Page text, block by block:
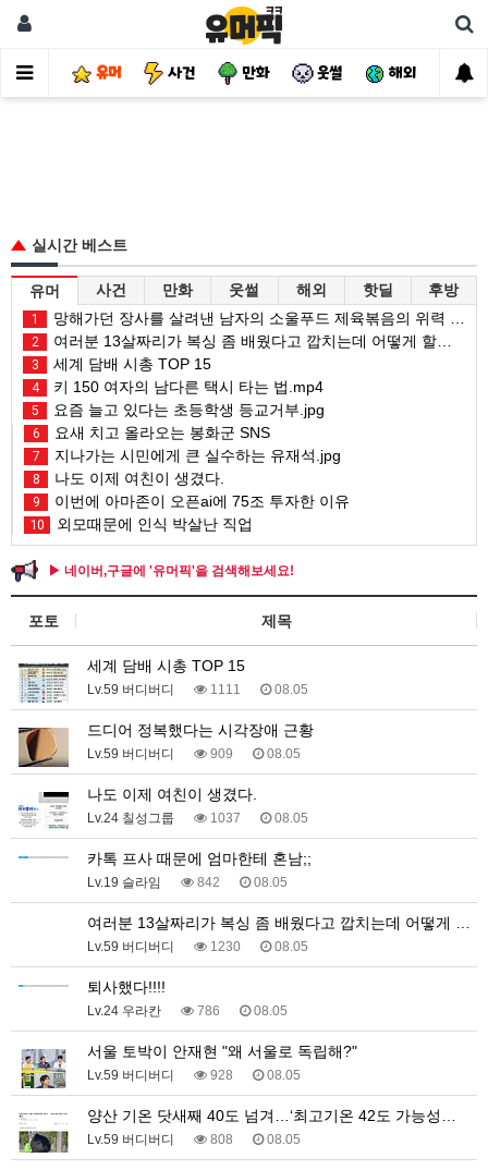
유머 사건 만화 웃썰 해외 핫
실시간 베스트
유머 사건 만화 웃썰 해외 핫딜 후방
1 망해가던 장사를 살려낸 남자의 소울푸드 제육볶음의 위력 ㅋㅋ
2 여러분 13살짜리가 복싱 좀 배웠다고 깝치는데 어떻게 할까요?
3 세계 담배 시총 TOP 15
4 키 150 여자의 남다른 택시 타는 법.mp4
5 요즘 늘고 있다는 초등학생 등교거부.jpg
6 요새 치고 올라오는 봉화군 SNS
7 지나가는 시민에게 큰 실수하는 유재석.jpg
8 나도 이제 여친이 생겼다.
9 이번에 아마존이 오픈ai에 75조 투자한 이유
10 외모때문에 인식 박살난 직업
▶ 네이버,구글에 '유머픽'을 검색해보세요!
포토 제목
세계 담배 시총 TOP 15
Lv.59 버디버디 1111 08.05
드디어 정복했다는 시각장애 근황
Lv.59 버디버디 909 08.05
나도 이제 여친이 생겼다.
Lv.24 칠성그룹 1037 08.05
카톡 프사 때문에 엄마한테 혼남;;
Lv.19 슬라임 842 08.05
여러분 13살짜리가 복싱 좀 배웠다고 깝치는데 어떻게 …
Lv.59 버디버디 1230 08.05
퇴사했다!!!!
Lv.24 우라칸 786 08.05
서울 토박이 안재현 "왜 서울로 독립해?"
Lv.59 버디버디 928 08.05
양산 기온 닷새째 40도 넘겨…‘최고기온 42도 가능성…
Lv.59 버디버디 808 08.05